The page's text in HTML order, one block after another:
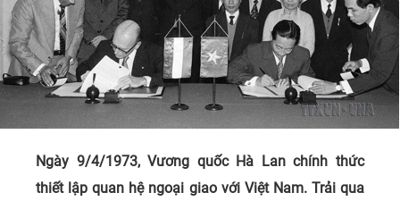
Ngày 9/4/1973, Vương quốc Hà Lan chính thức
thiết lập quan hệ ngoại giao với Việt Nam. Trải qua